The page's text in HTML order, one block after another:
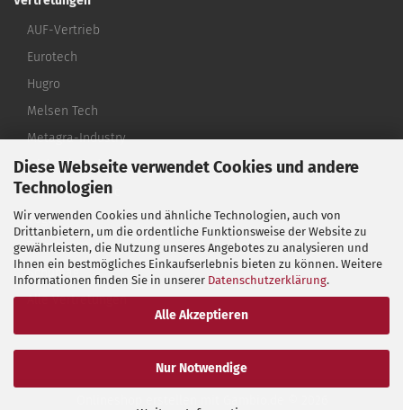
Diese Webseite verwendet Cookies und andere
Technologien
Wir verwenden Cookies und ähnliche Technologien, auch von
Drittanbietern, um die ordentliche Funktionsweise der Website zu
gewährleisten, die Nutzung unseres Angebotes zu analysieren und
Ihnen ein bestmögliches Einkaufserlebnis bieten zu können. Weitere
Informationen finden Sie in unserer Datenschutzerklärung.
Alle Akzeptieren
Nur Notwendige
AUF-Vertrieb
Eurotech
Hugro
Melsen Tech
Metagra-Industry
Michael Riedel
Micro-Electronic
Vogt
Termax
Schumag
Alle Vertretungen